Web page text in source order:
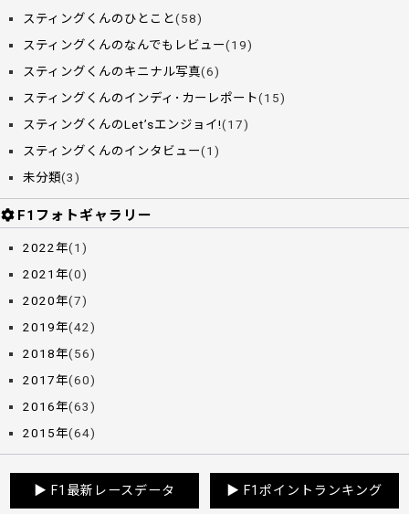
スティングくんのひとこと(58)
スティングくんのなんでもレビュー(19)
スティングくんのキニナル写真(6)
スティングくんのインディ･カーレポート(15)
スティングくんのLet’sエンジョイ!(17)
スティングくんのインタビュー(1)
未分類(3)
F1フォトギャラリー
2022年(1)
2021年(0)
2020年(7)
2019年(42)
2018年(56)
2017年(60)
2016年(63)
2015年(64)
▶ F1最新レースデータ ▶ F1ポイントランキング